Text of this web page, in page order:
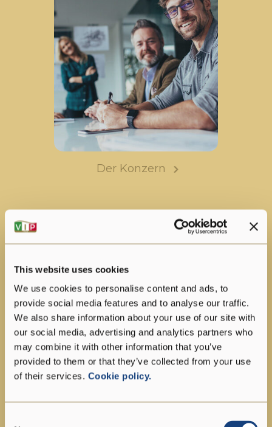
This website uses cookies
We use cookies to personalise content and ads, to
provide social media features and to analyse our traffic.
We also share information about your use of our site with
our social media, advertising and analytics partners who
may combine it with other information that you’ve
provided to them or that they’ve collected from your use
of their services. Cookie policy.
Der Konzern